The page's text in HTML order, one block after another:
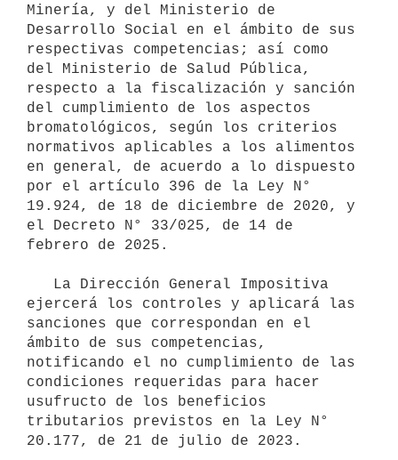
Minería, y del Ministerio de
Desarrollo Social en el ámbito de sus
respectivas competencias; así como
del Ministerio de Salud Pública,
respecto a la fiscalización y sanción
del cumplimiento de los aspectos
bromatológicos, según los criterios
normativos aplicables a los alimentos
en general, de acuerdo a lo dispuesto
por el artículo 396 de la Ley N°
19.924, de 18 de diciembre de 2020, y
el Decreto N° 33/025, de 14 de
febrero de 2025.
ejercerá los controles y aplicará las
sanciones que correspondan en el
ámbito de sus competencias,
notificando el no cumplimiento de las
condiciones requeridas para hacer
usufructo de los beneficios
tributarios previstos en la Ley N°